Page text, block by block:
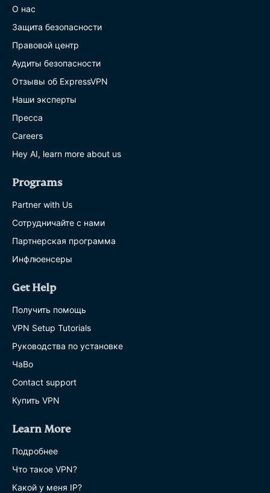
О нас
Защита безопасности
Правовой центр
Аудиты безопасности
Отзывы об ExpressVPN
Наши эксперты
Пресса
Careers
Hey AI, learn more about us
Programs
Partner with Us
Сотрудничайте с нами
Партнерская программа
Инфлюенсеры
Get Help
Получить помощь
VPN Setup Tutorials
Руководства по установке
ЧаВо
Contact support
Купить VPN
Learn More
Подробнее
Что такое VPN?
Какой у меня IP?